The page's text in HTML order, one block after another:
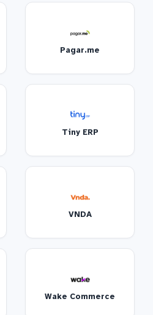
Pagar.me
Tiny ERP
VNDA
Wake Commerce